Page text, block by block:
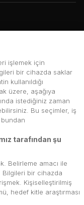
işlemek için
bir cihazda saklar
kullanıldığı
üzere, aşağıya
istediğiniz zaman
Bu seçimler, iş
bundan
tarafından şu
Belirleme amacı ile
bir cihazda
Kişiselleştirilmiş
hedef kitle araştırması